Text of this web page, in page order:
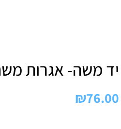
יד משה- אגרות
₪76.00